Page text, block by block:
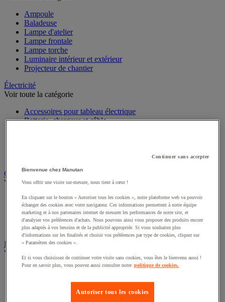
Ampoule
Baladeuse
Lampe d'atelier
Lampe frontale
Lampe torche
Luminaire intérieur et extérieur
Projecteur de chantier
Électricité
Voir toute la catégorie
Accessoires pour tableau électrique
Batterie, chargeur et câble
Rallonge, multiprise et enrouleur électrique
Graissage et lubrifiant
Voir toute la catégorie
Anti-adhérent
Graisse et huile
Lubrifiant et dégrippant
Outils de graissage
Instrument de mesure
Voir toute la catégorie
Balance industrielle
Équipement optique
Continuer sans accepter
Bienvenue chez Manutan
Vous offrir une visite sur-mesure, nous tient à cœur !
En cliquant sur le bouton « Autoriser tous les cookies », notre plateforme web va pouvoir
échanger des cookies avec votre navigateur. Ces informations permettent à notre équipe
marketing et à nos partenaires internet de mesurer les performances de notre site, et
d'analyser vos préférences d'achats. Nous pouvons ainsi vous proposer des produits encore
plus adaptés à vos besoins et de la publicité appropriée. Si vous souhaitez plus
d'informations sur les finalités et choisir vos préférences par type de cookies, cliquez sur
« Paramètres des cookies ».
Et si vous choisissez de continuer votre visite sans cookies, vous êtes le bienvenu aussi !
Pour en savoir plus, vous pouvez aussi consulter notre politique de cookies.
Autoriser tous les cookies